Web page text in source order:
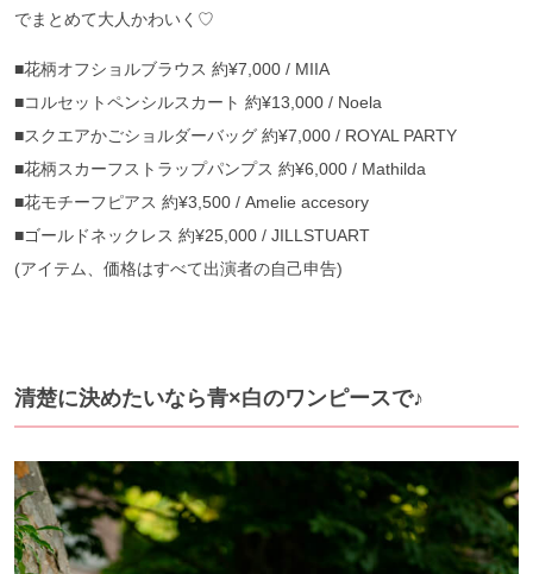
でまとめて大人かわいく♡
■花柄オフショルブラウス 約¥7,000 / MIIA
■コルセットペンシルスカート 約¥13,000 / Noela
■スクエアかごショルダーバッグ 約¥7,000 / ROYAL PARTY
■花柄スカーフストラップパンプス 約¥6,000 / Mathilda
■花モチーフピアス 約¥3,500 / Amelie accesory
■ゴールドネックレス 約¥25,000 / JILLSTUART
(アイテム、価格はすべて出演者の自己申告)
清楚に決めたいなら青×白のワンピースで♪